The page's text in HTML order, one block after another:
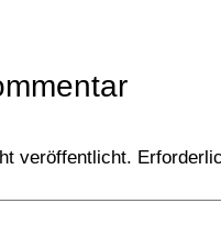
veröffentlicht.